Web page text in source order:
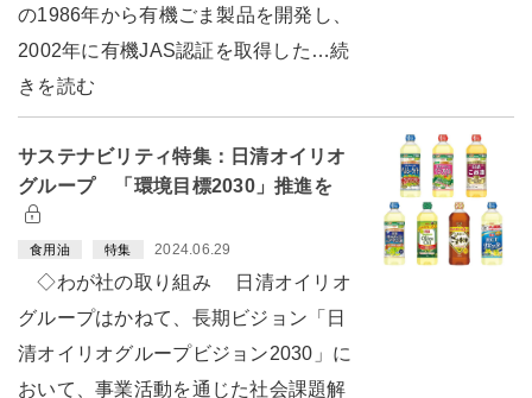
の1986年から有機ごま製品を開発し、
2002年に有機JAS認証を取得した…続
きを読む
サステナビリティ特集：日清オイリオ
グループ 「環境目標2030」推進を
食用油 特集 2024.06.29
◇わが社の取り組み 日清オイリオ
グループはかねて、長期ビジョン「日
清オイリオグループビジョン2030」に
おいて、事業活動を通じた社会課題解